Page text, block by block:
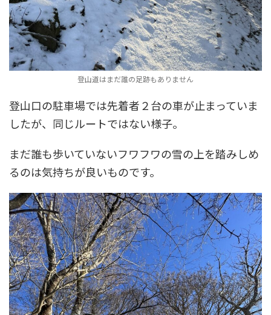
登山道はまだ誰の足跡もありません
登山口の駐車場では先着者２台の車が止まっていま
したが、同じルートではない様子。
まだ誰も歩いていないフワフワの雪の上を踏みしめ
るのは気持ちが良いものです。